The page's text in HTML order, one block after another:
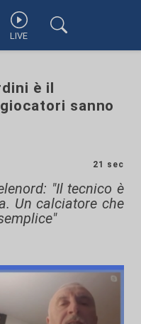
LIVE
è il
sanno
21 sec
"Il tecnico è
Un calciatore che